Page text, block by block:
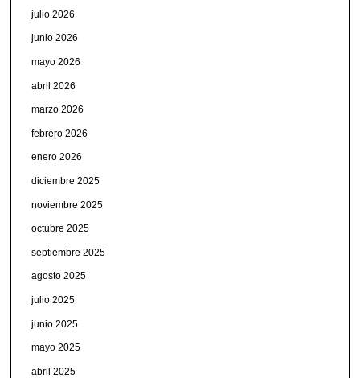
julio 2026
junio 2026
mayo 2026
abril 2026
marzo 2026
febrero 2026
enero 2026
diciembre 2025
noviembre 2025
octubre 2025
septiembre 2025
agosto 2025
julio 2025
junio 2025
mayo 2025
abril 2025